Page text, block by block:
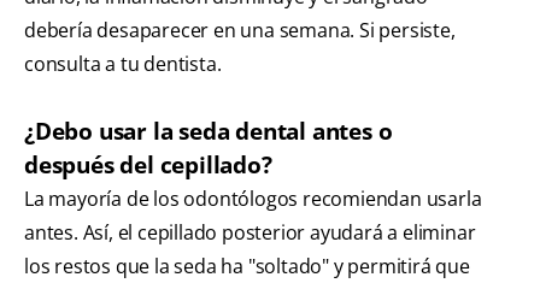
debería desaparecer en una semana. Si persiste,
consulta a tu dentista.
¿Debo usar la seda dental antes o
después del cepillado?
La mayoría de los odontólogos recomiendan usarla
antes. Así, el cepillado posterior ayudará a eliminar
los restos que la seda ha "soltado" y permitirá que